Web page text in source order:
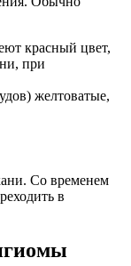
красный цвет,
при
желтоватые,
Со временем
в